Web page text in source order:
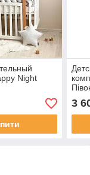
Night
3